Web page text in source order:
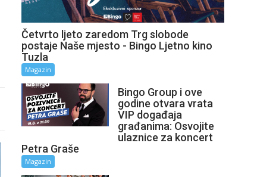
Četvrto ljeto zaredom Trg slobode
postaje Naše mjesto - Bingo Ljetno kino
Tuzla
Magazin
Bingo Group i ove
godine otvara vrata
VIP događaja
građanima: Osvojite
ulaznice za koncert
Petra Graše
Magazin